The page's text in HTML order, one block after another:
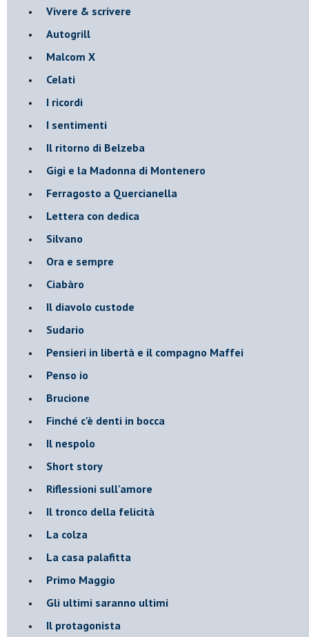
Vivere & scrivere
Autogrill
Malcom X
Celati
I ricordi
I sentimenti
Il ritorno di Belzeba
Gigi e la Madonna di Montenero
Ferragosto a Quercianella
Lettera con dedica
Silvano
Ora e sempre
Ciabàro
Il diavolo custode
Sudario
Pensieri in libertà e il compagno Maffei
Penso io
Brucione
Finché c'è denti in bocca
Il nespolo
Short story
Riflessioni sull'amore
Il tronco della felicità
La colza
La casa palafitta
Primo Maggio
Gli ultimi saranno ultimi
Il protagonista